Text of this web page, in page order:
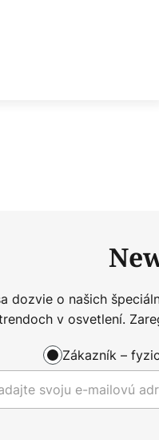
dozvie o našich
v osvetlení.
Zákazník –